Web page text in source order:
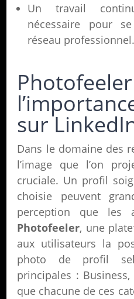
Un travail
nécessaire pour
réseau professionnel.
sur
Dans le domaine des
l’image que l’on
cruciale. Un profil
choisie peuvent
perception que les
Photofeeler, une
aux utilisateurs la
photo de profil
principales :
que chacune de ces